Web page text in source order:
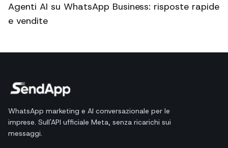
Agenti AI su WhatsApp Business: risposte rapide
e vendite
WhatsApp marketing e AI conversazionale per le
imprese. Sull'API ufficiale Meta, senza ricarichi sui
messaggi.